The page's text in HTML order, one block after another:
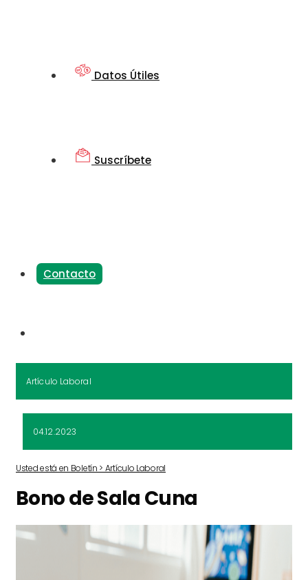
Datos Útiles
Suscríbete
Contacto
Artículo Laboral
04.12.2023
Usted está en Boletín > Artículo Laboral
Bono de Sala Cuna